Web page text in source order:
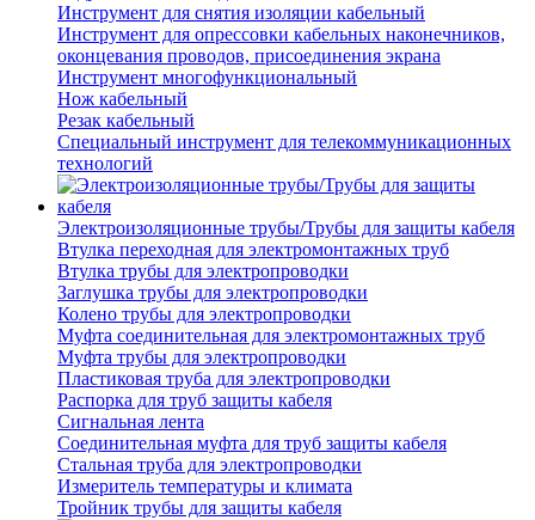
Инструмент для снятия изоляции кабельный
Инструмент для опрессовки кабельных наконечников,
оконцевания проводов, присоединения экрана
Инструмент многофункциональный
Нож кабельный
Резак кабельный
Специальный инструмент для телекоммуникационных
технологий
Электроизоляционные трубы/Трубы для защиты кабеля
Втулка переходная для электромонтажных труб
Втулка трубы для электропроводки
Заглушка трубы для электропроводки
Колено трубы для электропроводки
Муфта соединительная для электромонтажных труб
Муфта трубы для электропроводки
Пластиковая труба для электропроводки
Распорка для труб защиты кабеля
Сигнальная лента
Соединительная муфта для труб защиты кабеля
Стальная труба для электропроводки
Измеритель температуры и климата
Тройник трубы для защиты кабеля